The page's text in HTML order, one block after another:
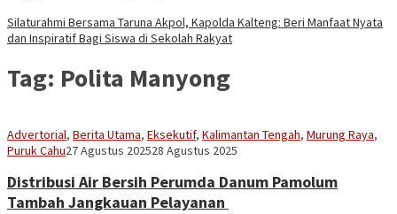
Silaturahmi Bersama Taruna Akpol, Kapolda Kalteng: Beri Manfaat Nyata
dan Inspiratif Bagi Siswa di Sekolah Rakyat
Tag: Polita Manyong
Advertorial, Berita Utama, Eksekutif, Kalimantan Tengah, Murung Raya,
Puruk CahuSekber
27 Agustus 202528 Agustus 2025
Distribusi Air Bersih Perumda Danum Pamolum
Tambah Jangkauan Pelayanan